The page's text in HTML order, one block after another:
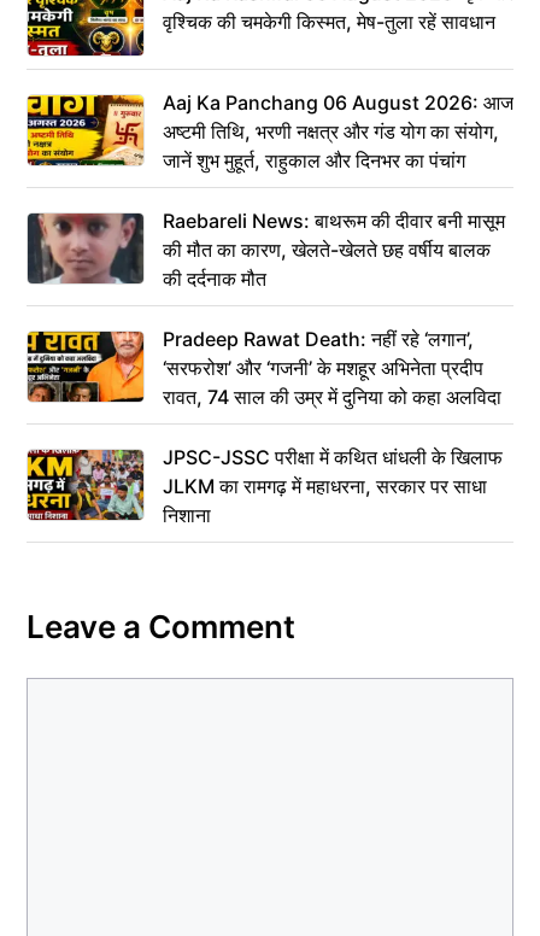
वृश्चिक की चमकेगी किस्मत, मेष-तुला रहें सावधान
Aaj Ka Panchang 06 August 2026: आज
अष्टमी तिथि, भरणी नक्षत्र और गंड योग का संयोग,
जानें शुभ मुहूर्त, राहुकाल और दिनभर का पंचांग
Raebareli News: बाथरूम की दीवार बनी मासूम
की मौत का कारण, खेलते-खेलते छह वर्षीय बालक
की दर्दनाक मौत
Pradeep Rawat Death: नहीं रहे ‘लगान’,
‘सरफरोश’ और ‘गजनी’ के मशहूर अभिनेता प्रदीप
रावत, 74 साल की उम्र में दुनिया को कहा अलविदा
JPSC-JSSC परीक्षा में कथित धांधली के खिलाफ
JLKM का रामगढ़ में महाधरना, सरकार पर साधा
निशाना
Leave a Comment